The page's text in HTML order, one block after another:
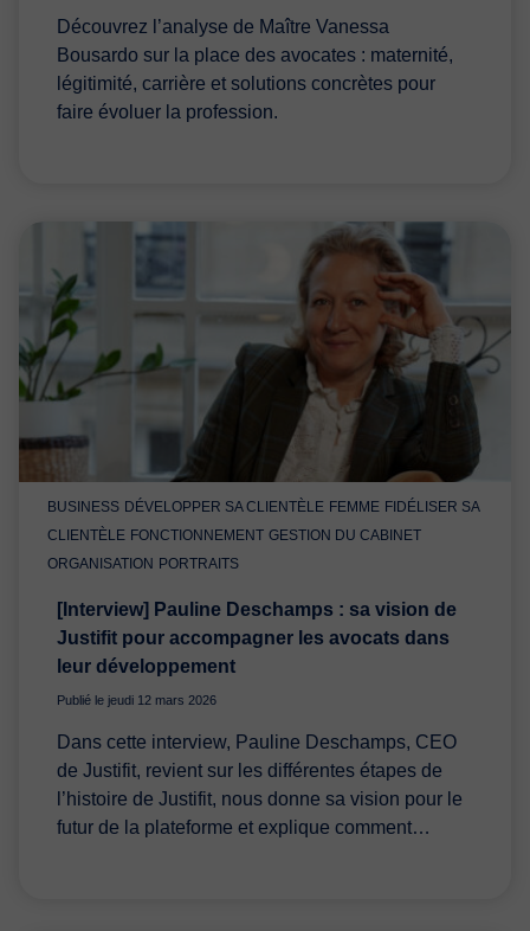
Découvrez l’analyse de Maître Vanessa
Bousardo sur la place des avocates : maternité,
légitimité, carrière et solutions concrètes pour
faire évoluer la profession.
BUSINESS DÉVELOPPER SA CLIENTÈLE FEMME FIDÉLISER SA
CLIENTÈLE FONCTIONNEMENT GESTION DU CABINET
ORGANISATION PORTRAITS
[Interview] Pauline Deschamps : sa vision de
Justifit pour accompagner les avocats dans
leur développement
Publié le jeudi 12 mars 2026
Dans cette interview, Pauline Deschamps, CEO
de Justifit, revient sur les différentes étapes de
l’histoire de Justifit, nous donne sa vision pour le
futur de la plateforme et explique comment…